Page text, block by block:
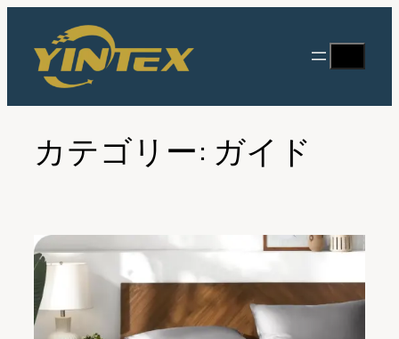
キ
索
カテゴリー: ガイド